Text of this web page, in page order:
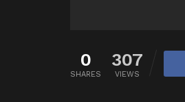
0
SHARES
307
VIEWS